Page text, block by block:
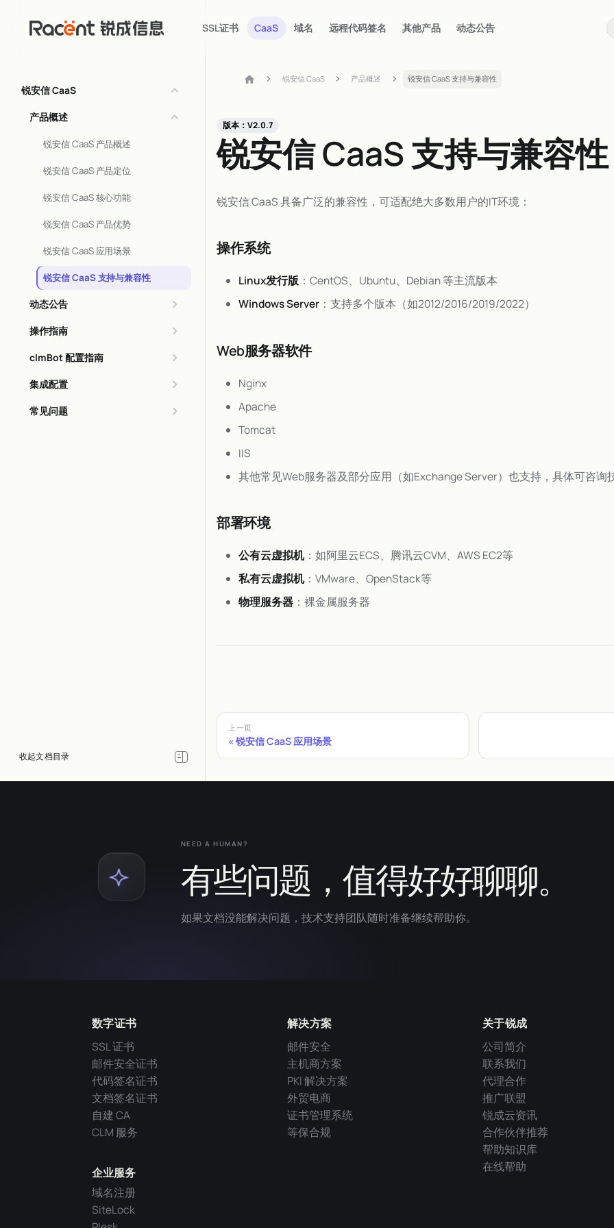
SSL证书 CaaS 域名 远程代码签名 其他产品 动态公告
锐安信 CaaS
产品概述
锐安信 CaaS 产品概述
锐安信 CaaS 产品定位
锐安信 CaaS 核心功能
锐安信 CaaS 产品优势
锐安信 CaaS 应用场景
锐安信 CaaS 支持与兼容性
动态公告
操作指南
clmBot 配置指南
集成配置
常见问题
锐安信 CaaS 产品概述 锐安信 CaaS 支持与兼容性
版本：V2.0.7
锐安信 CaaS 支持与兼容性
锐安信 CaaS 具备广泛的兼容性，可适配绝大多数用户的IT环境：
操作系统
Linux发行版 ：CentOS、Ubuntu、Debian 等主流版本
Windows Server ：支持多个版本（如2012/2016/2019/2022）
Web服务器软件
Nginx
Apache
Tomcat
IIS
其他常见Web服务器及部分应用（如Exchange Server）也支持，具体可咨询
部署环境
公有云虚拟机：如阿里云ECS、腾讯云CVM、AWS EC2等
私有云虚拟机：VMware、OpenStack等
物理服务器 ：裸金属服务器
上一页
锐安信 CaaS 应用场景
NEED A HUMAN?
有些问题，值得好好聊聊。
如果文档没能解决问题，技术支持团队随时准备继续帮助你。
数字证书
SSL 证书
邮件安全证书
代码签名证书
文档签名证书
自建 CA
CLM 服务
企业服务
域名注册
SiteLock
解决方案
邮件安全
主机商方案
PKI 解决方案
外贸电商
证书管理系统
等保合规
关于锐成
公司简介
联系我们
代理合作
推广联盟
锐成云资讯
合作伙伴推荐
帮助知识库
在线帮助